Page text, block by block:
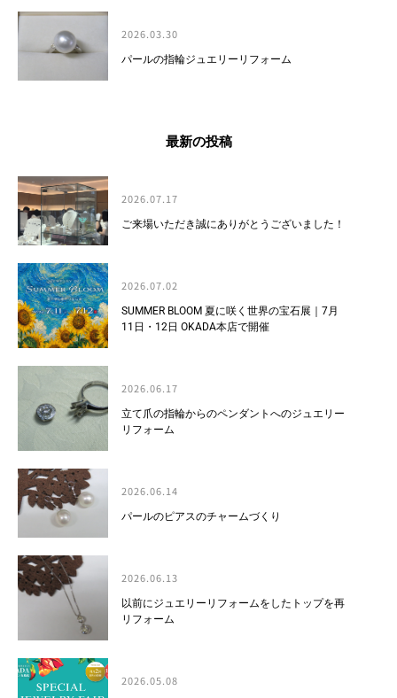
2026.03.30
パールの指輪ジュエリーリフォーム
最新の投稿
2026.07.17
ご来場いただき誠にありがとうございました！
2026.07.02
SUMMER BLOOM 夏に咲く世界の宝石展｜7月
11日・12日 OKADA本店で開催
2026.06.17
立て爪の指輪からのペンダントへのジュエリー
リフォーム
2026.06.14
パールのピアスのチャームづくり
2026.06.13
以前にジュエリーリフォームをしたトップを再
リフォーム
2026.05.08